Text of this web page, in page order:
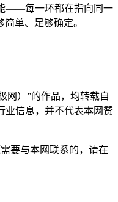
——每一环都在指向同一
单、足够确定。
网）”的作品，均转载自
业信息，并不代表本网赞
要与本网联系的，请在